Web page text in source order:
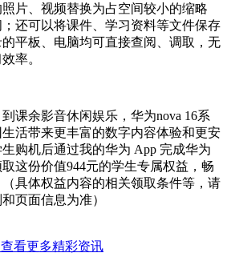
片、视频替换为占空间较小的缩略
还可以将课件、学习资料等文件保存
平板、电脑均可直接查阅、调取，无
率。
课余影音休闲娱乐，华为nova 16系
活带来更丰富的数字内容体验和更安
购机后通过我的华为 App 完成华为
这份价值944元的学生专属权益，畅
具体权益内容的相关领取条件等，请
页面信息为准）
看更多精彩资讯